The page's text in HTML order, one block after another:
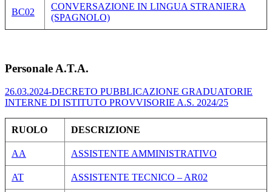
BC02
CONVERSAZIONE IN LINGUA STRANIERA
(SPAGNOLO)
Personale A.T.A.
26.03.2024-DECRETO PUBBLICAZIONE GRADUATORIE
INTERNE DI ISTITUTO PROVVISORIE A.S. 2024/25
RUOLO DESCRIZIONE
AA ASSISTENTE AMMINISTRATIVO
AT ASSISTENTE TECNICO – AR02